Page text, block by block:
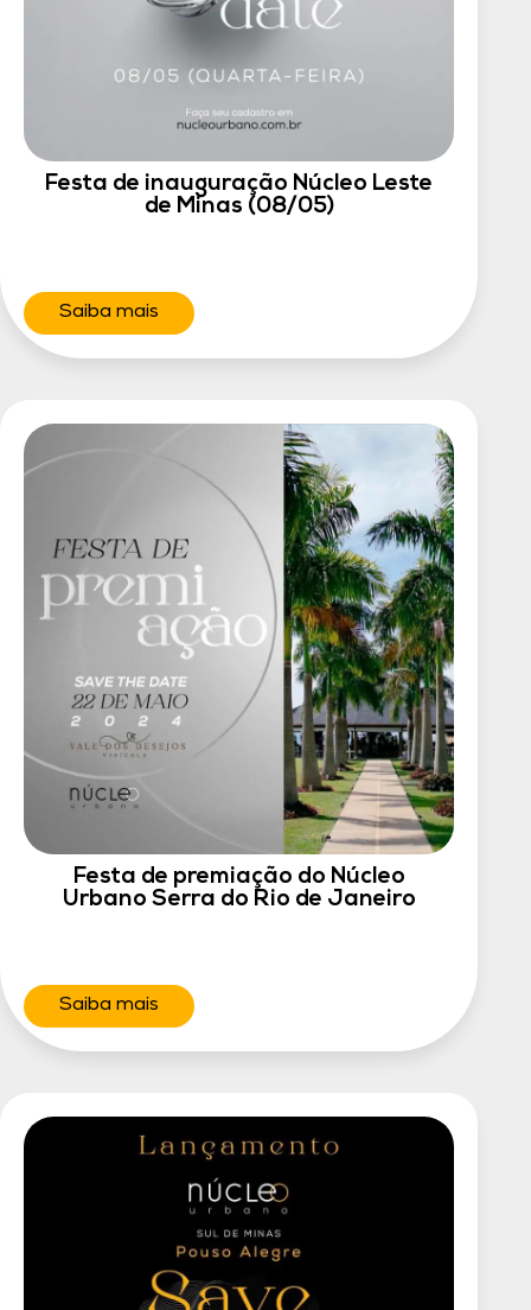
Festa de inauguração Núcleo Leste
de Minas (08/05)
Saiba mais
Festa de premiação do Núcleo
Urbano Serra do Rio de Janeiro
Saiba mais